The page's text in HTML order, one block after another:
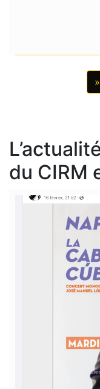
du CIRM